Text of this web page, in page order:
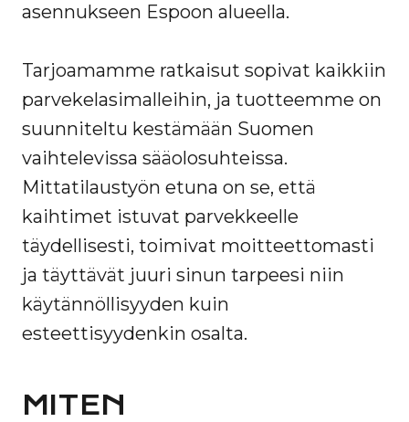
asennukseen Espoon alueella.
Tarjoamamme ratkaisut sopivat kaikkiin
parvekelasimalleihin, ja tuotteemme on
suunniteltu kestämään Suomen
vaihtelevissa sääolosuhteissa.
Mittatilaustyön etuna on se, että
kaihtimet istuvat parvekkeelle
täydellisesti, toimivat moitteettomasti
ja täyttävät juuri sinun tarpeesi niin
käytännöllisyyden kuin
esteettisyydenkin osalta.
MITEN